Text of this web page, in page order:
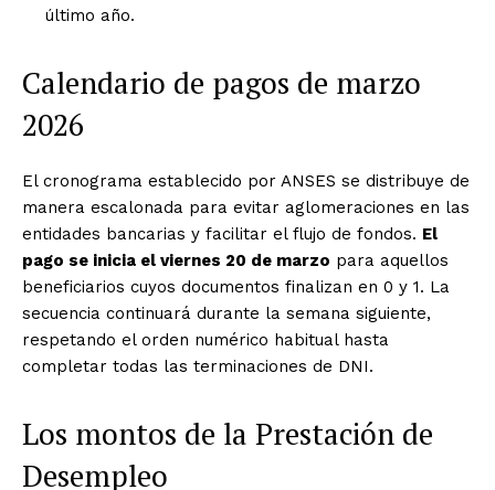
último año.
Calendario de pagos de marzo
2026
El cronograma establecido por ANSES se distribuye de
manera escalonada para evitar aglomeraciones en las
entidades bancarias y facilitar el flujo de fondos. El
pago se inicia el viernes 20 de marzo para aquellos
beneficiarios cuyos documentos finalizan en 0 y 1. La
secuencia continuará durante la semana siguiente,
respetando el orden numérico habitual hasta
completar todas las terminaciones de DNI.
Los montos de la Prestación de
Desempleo